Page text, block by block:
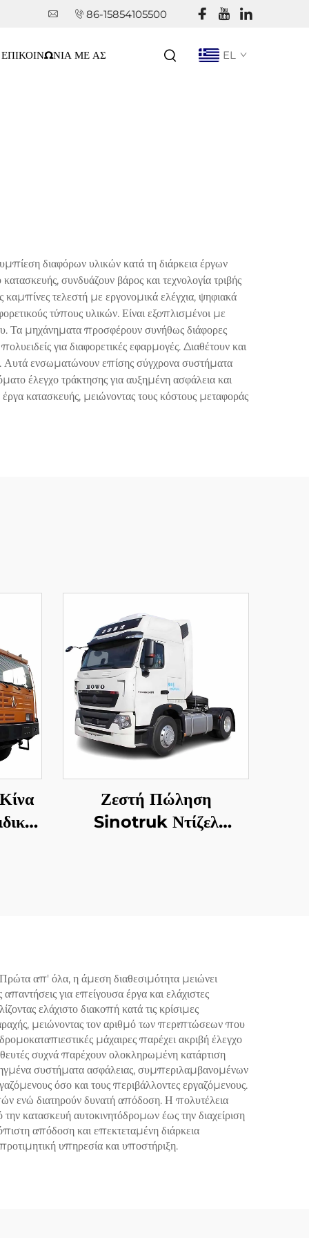
86-15854105500
ΕΠΙΚΟΙΝΩΝΊΑ ΜΕ ΑΣ EL
διαφόρων υλικών κατά τη διάρκεια έργων
συνδυάζουν βάρος και τεχνολογία τριβής
τελεστή με εργονομικά ελέγχια, ψηφιακά
τύπους υλικών. Είναι εξοπλισμένοι με
Τα μηχάνηματα προσφέρουν συνήθως διάφορες
για διαφορετικές εφαρμογές. Διαθέτουν και
Αυτά ενσωματώνουν επίσης σύγχρονα συστήματα
έλεγχο τράκτησης για αυξημένη ασφάλεια και
κατασκευής, μειώνοντας τους κόστους μεταφοράς
Ζεστή Πώληση
Sinotruk Ντίζελ
απ' όλα, η άμεση διαθεσιμότητα μειώνει
για επείγουσα έργα και ελάχιστες
ελάχιστο διακοπή κατά τις κρίσιμες
μειώνοντας τον αριθμό των περιπτώσεων που
μάχαιρες παρέχει ακριβή έλεγχο
συχνά παρέχουν ολοκληρωμένη κατάρτιση
συστήματα ασφάλειας, συμπεριλαμβανομένων
όσο και τους περιβάλλοντες εργαζόμενους.
ενώ διατηρούν δυνατή απόδοση. Η πολυτέλεια
κατασκευή αυτοκινητόδρομων έως την διαχείριση
απόδοση και επεκτεταμένη διάρκεια
υπηρεσία και υποστήριξη.